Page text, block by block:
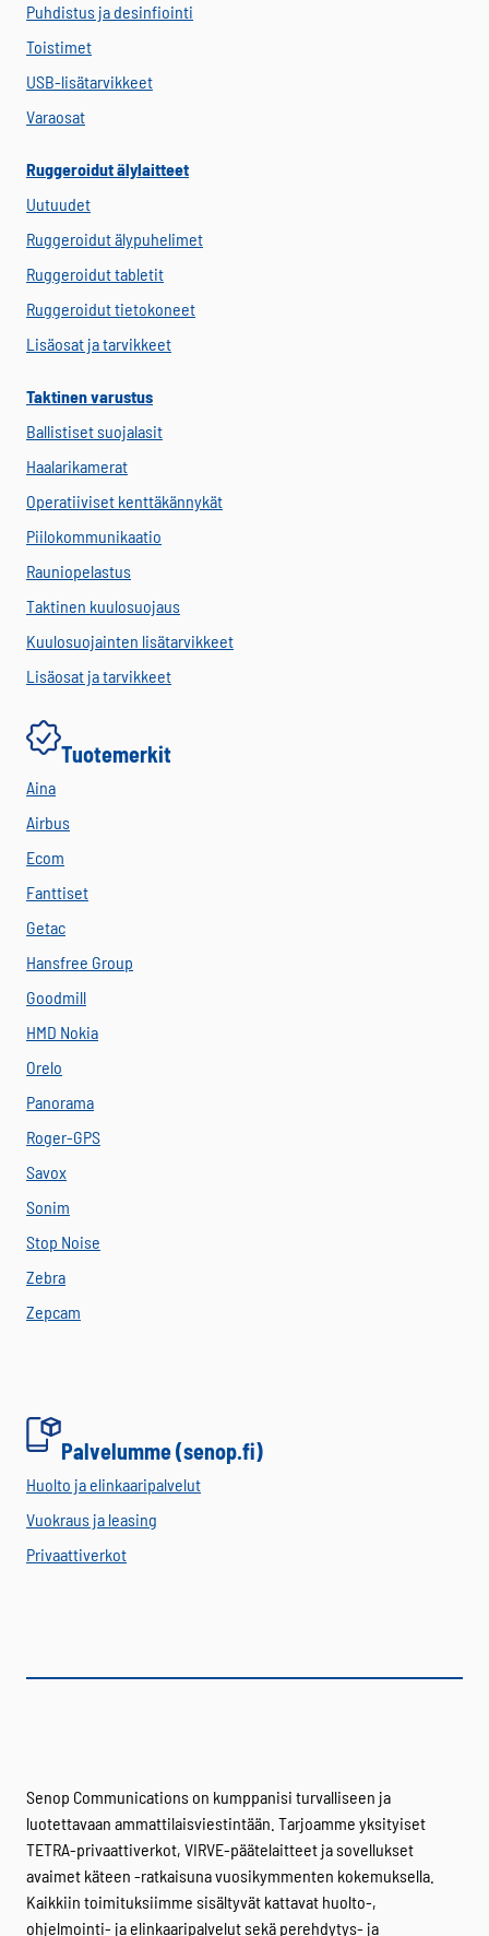
Puhdistus ja desinfiointi
Toistimet
USB-lisätarvikkeet
Varaosat
Ruggeroidut älylaitteet
Uutuudet
Ruggeroidut älypuhelimet
Ruggeroidut tabletit
Ruggeroidut tietokoneet
Lisäosat ja tarvikkeet
Taktinen varustus
Ballistiset suojalasit
Haalarikamerat
Operatiiviset kenttäkännykät
Piilokommunikaatio
Rauniopelastus
Taktinen kuulosuojaus
Kuulosuojainten lisätarvikkeet
Lisäosat ja tarvikkeet
Tuotemerkit
Aina
Airbus
Ecom
Fanttiset
Getac
Hansfree Group
Goodmill
HMD Nokia
Orelo
Panorama
Roger-GPS
Savox
Sonim
Stop Noise
Zebra
Zepcam
Palvelumme (senop.fi)
Huolto ja elinkaaripalvelut
Vuokraus ja leasing
Privaattiverkot
Senop Communications on kumppanisi turvalliseen ja
luotettavaan ammattilaisviestintään. Tarjoamme yksityiset
TETRA-privaattiverkot, VIRVE-päätelaitteet ja sovellukset
avaimet käteen -ratkaisuna vuosikymmenten kokemuksella.
Kaikkiin toimituksiimme sisältyvät kattavat huolto-,
ohjelmointi- ja elinkaaripalvelut sekä perehdytys- ja